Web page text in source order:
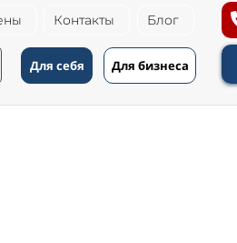
Контакты Блог
Для себя Для бизнеса